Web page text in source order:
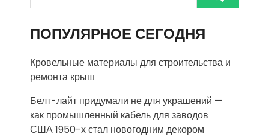
ПОПУЛЯРНОЕ СЕГОДНЯ
Кровельные материалы для строительства и
ремонта крыш
Белт-лайт придумали не для украшений —
как промышленный кабель для заводов
США 1950-х стал новогодним декором